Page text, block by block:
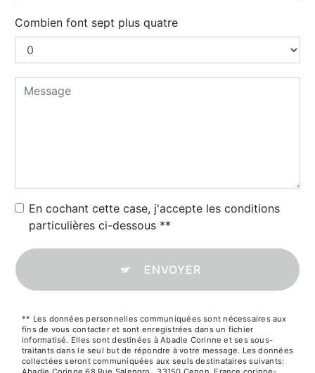
Combien font sept plus quatre
En cochant cette case, j'accepte les conditions
particulières ci-dessous **
ENVOYER
** Les données personnelles communiquées sont nécessaires aux
fins de vous contacter et sont enregistrées dans un fichier
informatisé. Elles sont destinées à Abadie Corinne et ses sous-
traitants dans le seul but de répondre à votre message. Les données
collectées seront communiquées aux seuls destinataires suivants: